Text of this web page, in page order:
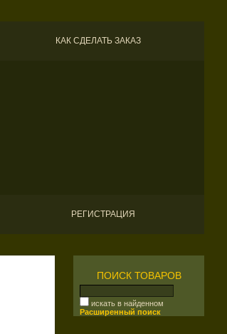
КАК СДЕЛАТЬ ЗАКАЗ
РЕГИСТРАЦИЯ
ПОИСК ТОВАРОВ
искать в найденном
Расширенный поиск